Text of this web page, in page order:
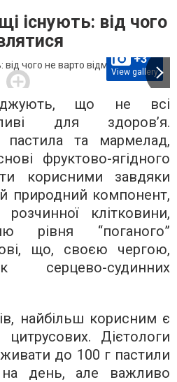
існують: від чого
+3
View gallery
що не всі
для здоров’я.
пастила та мармелад,
фруктово-ягідного
корисними завдяки
природний компонент,
клітковини,
рівня “поганого”
що, своєю чергою,
серцево-судинних
найбільш корисним є
Дієтологи
до 100 г пастили
день, але важливо